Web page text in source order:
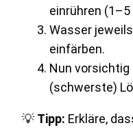
einrühren
Wasser
einfärben.
Nun
(schwerste)
💡 Tipp: Erkläre,